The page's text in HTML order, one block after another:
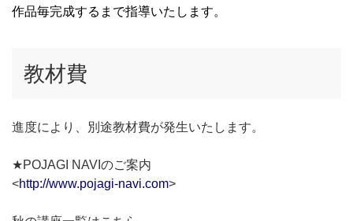
作品毎完成するまで指導いたします。
教材費
進度により、別途教材費が発生いたします。
★POJAGI NAVIのご案内
<http://www.pojagi-navi.com>